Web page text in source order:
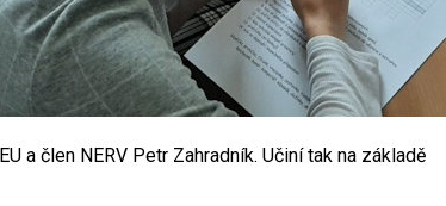
a člen NERV Petr Zahradník. Učiní tak na základě